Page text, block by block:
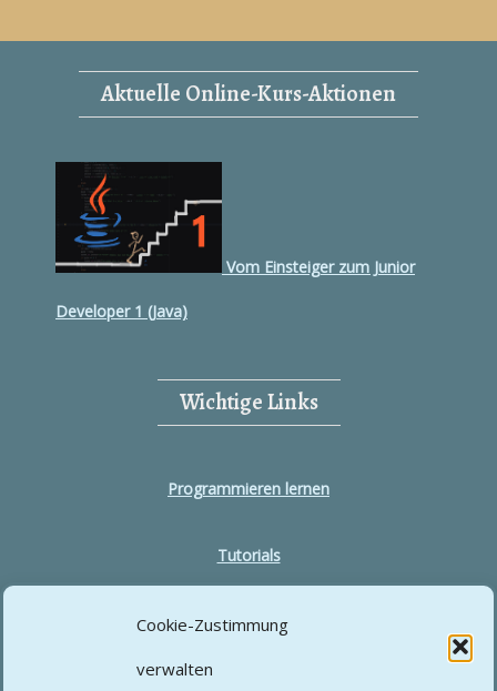
Cookie-Zustimmung
verwalten
Aktuelle Online-Kurs-Aktionen
Vom Einsteiger zum Junior
Developer 1 (Java)
Wichtige Links
Programmieren lernen
Tutorials
Über Niklas Baumgärtler: Strategie, Systeme &
Wissensvermittlung